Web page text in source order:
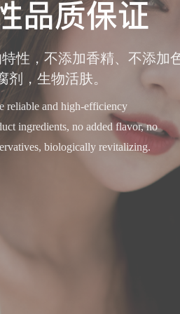
品质保证
性，不添加香精、不添加
剂，生物活肤。
reliable and high-efficiency
ingredients, no added flavor, no
biologically revitalizing.